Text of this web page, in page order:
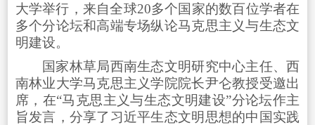
大学举行，来自全球20多个国家的数百位学者在
多个分论坛和高端专场纵论马克思主义与生态文
明建设。
国家林草局西南生态文明研究中心主任、西
南林业大学马克思主义学院院长尹仑教授受邀出
席，在“马克思主义与生态文明建设”分论坛作主
旨发言，分享了习近平生态文明思想的中国实践